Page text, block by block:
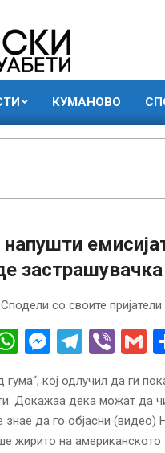
КУМАНОВО
Сподели со своите пријатели
WhatsApp
гума“, кој одлучил да ги
Докажаа дека можат да
знае да го објасни (видео)
жирито на американското